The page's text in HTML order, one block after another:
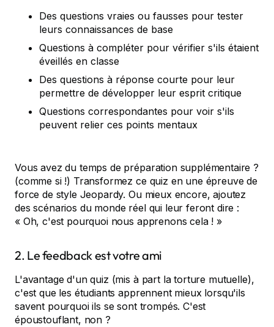
Des questions vraies ou fausses pour tester
leurs connaissances de base
Questions à compléter pour vérifier s'ils étaient
éveillés en classe
Des questions à réponse courte pour leur
permettre de développer leur esprit critique
Questions correspondantes pour voir s'ils
peuvent relier ces points mentaux
Vous avez du temps de préparation supplémentaire ?
(comme si !) Transformez ce quiz en une épreuve de
force de style Jeopardy. Ou mieux encore, ajoutez
des scénarios du monde réel qui leur feront dire :
« Oh, c'est pourquoi nous apprenons cela ! »
2. Le feedback est votre ami
L'avantage d'un quiz (mis à part la torture mutuelle),
c'est que les étudiants apprennent mieux lorsqu'ils
savent pourquoi ils se sont trompés. C'est
époustouflant, non ?